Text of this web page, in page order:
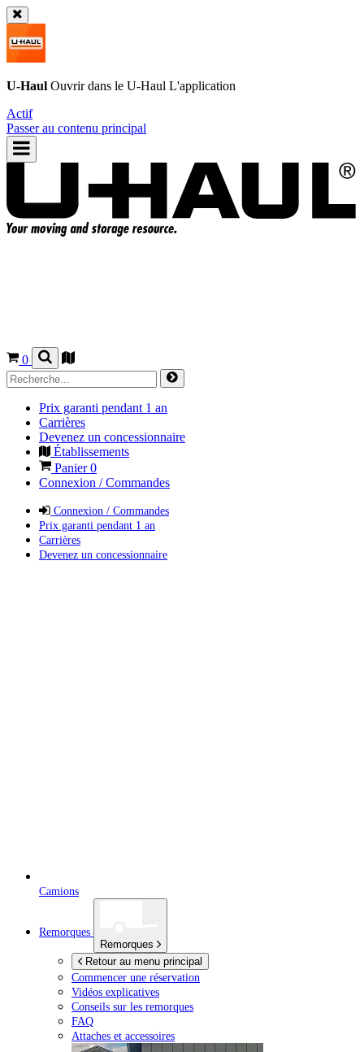
U-Haul Ouvrir dans le U-Haul L'application
Actif
Passer au contenu principal
0
Prix garanti pendant 1 an
Carrières
Devenez un concessionnaire
Établissements
Panier0
Connexion / Commandes
Connexion / Commandes
Prix garanti pendant 1 an
Carrières
Devenez un concessionnaire
Camions
Remorques
Remorques
Retour au menu principal
Commencer une réservation
Vidéos explicatives
Conseils sur les remorques
FAQ
Attaches et accessoires